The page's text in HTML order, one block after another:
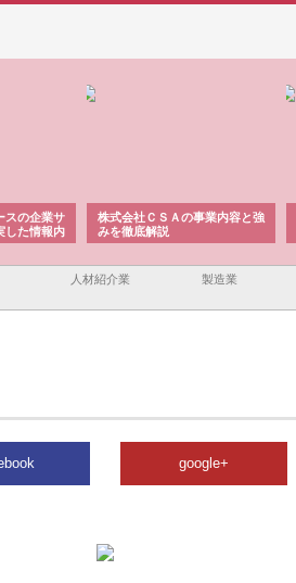
スの企業サ
した情報内
株式会社ＣＳＡの事業内容と強
みを徹底解説
人材紹介業 製造業
google+